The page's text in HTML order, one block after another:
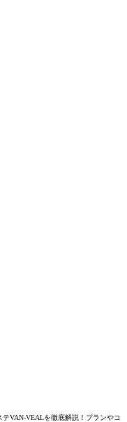
テVAN-VEALを徹底解説！プランやコ